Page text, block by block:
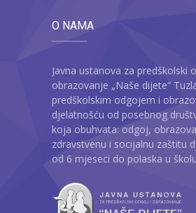
O NAMA
Javna ustanova za predškolski
obrazovanje „Naše dijete“
predškolskim odgojem i
djelatnošću od posebnog
koja obuhvata: odgoj,
zdravstvenu i socijalnu zaštitu
od 6 mjeseci do polaska u